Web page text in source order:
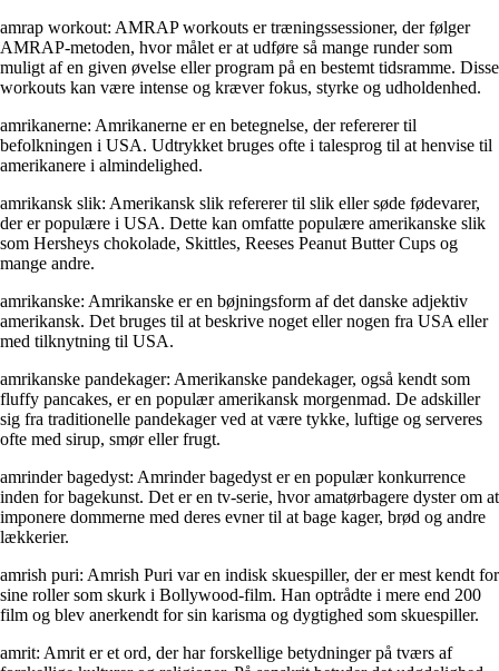
amrap workout: AMRAP workouts er træningssessioner, der følger
AMRAP-metoden, hvor målet er at udføre så mange runder som
muligt af en given øvelse eller program på en bestemt tidsramme. Disse
workouts kan være intense og kræver fokus, styrke og udholdenhed.
amrikanerne: Amrikanerne er en betegnelse, der refererer til
befolkningen i USA. Udtrykket bruges ofte i talesprog til at henvise til
amerikanere i almindelighed.
amrikansk slik: Amerikansk slik refererer til slik eller søde fødevarer,
der er populære i USA. Dette kan omfatte populære amerikanske slik
som Hersheys chokolade, Skittles, Reeses Peanut Butter Cups og
mange andre.
amrikanske: Amrikanske er en bøjningsform af det danske adjektiv
amerikansk. Det bruges til at beskrive noget eller nogen fra USA eller
med tilknytning til USA.
amrikanske pandekager: Amerikanske pandekager, også kendt som
fluffy pancakes, er en populær amerikansk morgenmad. De adskiller
sig fra traditionelle pandekager ved at være tykke, luftige og serveres
ofte med sirup, smør eller frugt.
amrinder bagedyst: Amrinder bagedyst er en populær konkurrence
inden for bagekunst. Det er en tv-serie, hvor amatørbagere dyster om at
imponere dommerne med deres evner til at bage kager, brød og andre
lækkerier.
amrish puri: Amrish Puri var en indisk skuespiller, der er mest kendt for
sine roller som skurk i Bollywood-film. Han optrådte i mere end 200
film og blev anerkendt for sin karisma og dygtighed som skuespiller.
amrit: Amrit er et ord, der har forskellige betydninger på tværs af